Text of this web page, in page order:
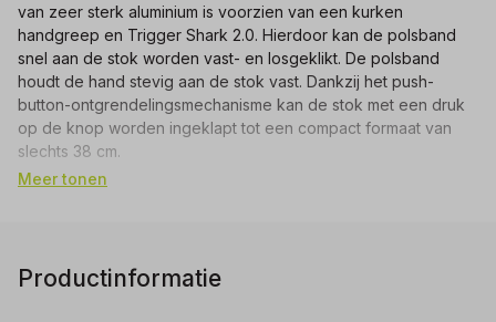
van zeer sterk aluminium is voorzien van een kurken
handgreep en Trigger Shark 2.0. Hierdoor kan de polsband
snel aan de stok worden vast- en losgeklikt. De polsband
houdt de hand stevig aan de stok vast. Dankzij het push-
button-ontgrendelingsmechanisme kan de stok met een druk
op de knop worden ingeklapt tot een compact formaat van
slechts 38 cm.
diameter segmenten: 16/14/14/14 mm
gewicht strap: 19 gram
Meer tonen
Productinformatie